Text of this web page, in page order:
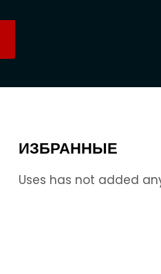
ИЗБРАННЫЕ
Uses has not added